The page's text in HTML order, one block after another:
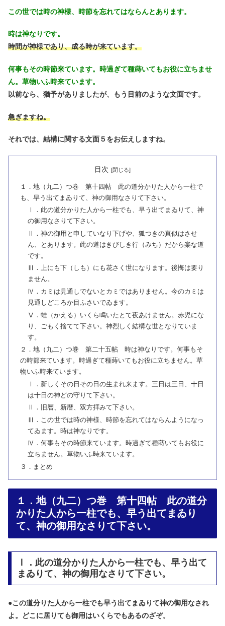
この世では時の神様、時節を忘れてはならんとあります。
時は神なりです。
時間が神様であり、成る時が来ています。
何事もその時節来ています。時過ぎて種蒔いてもお役に立ちませ
ん。草物いふ時来ています。
以前なら、猶予がありましたが、もう目前のような文面です。
急ぎますね。
それでは、結構に関する文面５をお伝えしますね。
目次
１．地（九二）つ巻 第十四帖 此の道分かりた人から一柱で
も、早う出てまゐりて、神の御用なさりて下さい。
Ⅰ．此の道分かりた人から一柱でも、早う出てまゐりて、神
の御用なさりて下さい。
Ⅱ．神の御用と申していなり下げや、狐つきの真似はさせ
ん、とあります。此の道はきびしき行（みち）だから楽な道
です。
Ⅲ．上にも下（しも）にも花さく世になります。後悔は要り
ません。
Ⅳ．カミは見通しでないとカミではありません。今のカミは
見通しどころか目ふさいでゐます。
Ⅴ．蛙（かえる）いくら鳴いたとて夜あけません。赤児にな
り、ごもく捨てて下さい。神烈しく結構な世となりていま
す。
２．地（九二）つ巻 第二十五帖 時は神なりです。何事もそ
の時節来ています。時過ぎて種蒔いてもお役に立ちません。草
物いふ時来ています。
Ⅰ．新しくその日その日の生まれ来ます。三日は三日、十日
は十日の神どの守りて下さい。
Ⅱ．旧暦、新暦、双方拝みて下さい。
Ⅲ．この世では時の神様、時節を忘れてはならんようになっ
てゐます。時は神なりです。
Ⅳ．何事もその時節来ています。時過ぎて種蒔いてもお役に
立ちません。草物いふ時来ています。
３．まとめ
１．地（九二）つ巻 第十四帖 此の道分
かりた人から一柱でも、早う出てまゐり
て、神の御用なさりて下さい。
Ⅰ．此の道分かりた人から一柱でも、早う出て
まゐりて、神の御用なさりて下さい。
●この道分りた人から一柱でも早う出てまゐりて神の御用なされ
よ。どこに居りても御用はいくらでもあるのざぞ。